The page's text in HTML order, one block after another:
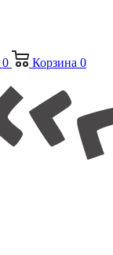
0 Корзина 0